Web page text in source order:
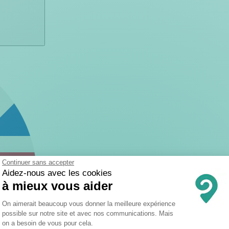
Continuer sans accepter
Aidez-nous avec les cookies
à mieux vous aider
Plateforme de Gestion du
On aimerait beaucoup vous donner la meilleure expérience
possible sur notre site et avec nos communications. Mais
on a besoin de vous pour cela.